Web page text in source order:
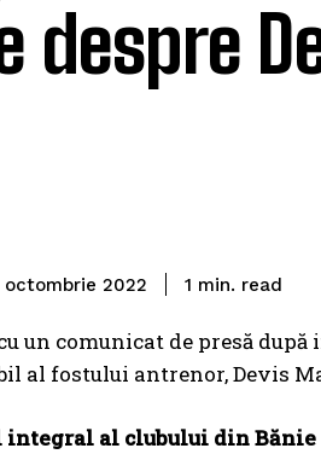
octombrie 2022 1 min. read
un comunicat de presă
al fostului antrenor, Devis
integral al clubului din Bănie